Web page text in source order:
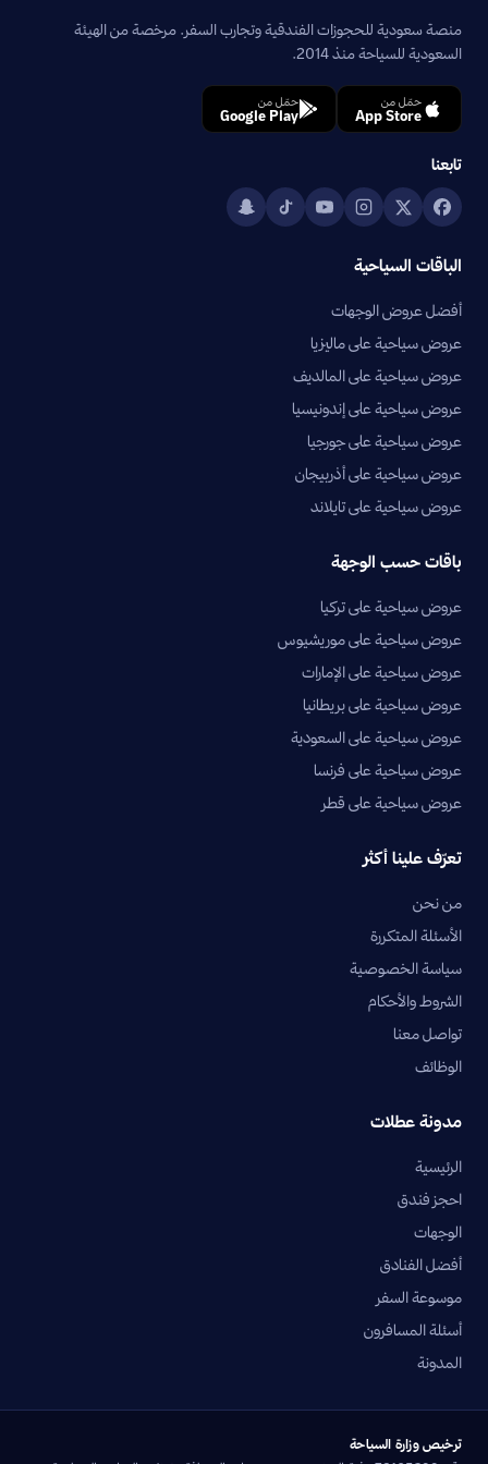
منصة سعودية للحجوزات الفندقية وتجارب السفر. مرخصة من الهيئة
السعودية للسياحة منذ 2014.
حمّل من
App Store
حمّل من
Google Play
تابعنا
الباقات السياحية
أفضل عروض الوجهات
عروض سياحية على ماليزيا
عروض سياحية على المالديف
عروض سياحية على إندونيسيا
عروض سياحية على جورجيا
عروض سياحية على أذربيجان
عروض سياحية على تايلاند
باقات حسب الوجهة
عروض سياحية على تركيا
عروض سياحية على موريشيوس
عروض سياحية على الإمارات
عروض سياحية على بريطانيا
عروض سياحية على السعودية
عروض سياحية على فرنسا
عروض سياحية على قطر
تعرّف علينا أكثر
من نحن
الأسئلة المتكررة
سياسة الخصوصية
الشروط والأحكام
تواصل معنا
الوظائف
مدونة عطلات
الرئيسية
احجز فندق
الوجهات
أفضل الفنادق
موسوعة السفر
أسئلة المسافرون
المدونة
ترخيص وزارة السياحة